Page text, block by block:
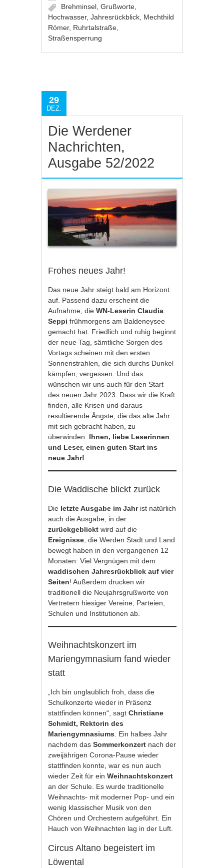
Brehminsel ,Grußworte
Hochwasser,Jahresrückblick Mechthild
Römer, Ruhrtalstraße
Straßensperrung
29
DEZ.
Die Werdener
Nachrichten,
Ausgabe 52/2022
Frohes neues Jahr!
Das neue Jahr steigt bald am Horizont
auf. Passend dazu erscheint die
Aufnahme, dieWN-Leserin Claudia
Seppifrühmorgens am Baldeneysee
gemacht hat. Friedlich und ruhig beginnt
der neue Tag, sämtliche Sorgen des
Vortags scheinen mit den ersten
Sonnenstrahlen, die sich durchs Dunkel
kämpfen, vergessen. Und das
wünschen wir uns auch für den Start
des neuen Jahr 2023: Dass wir die Kraft
finden, alle Krisen und daraus
resultierende Ängste, die das alte Jahr
mit sich gebracht haben, zu
überwinden: Ihnen, liebe Leserinnen
und Leser, einen guten Start ins
neue Jahr!
Die Waddische blickt zurück
Die letzte Ausgabe im Jahrist natürlich
auch die Ausgabe, in der
zurückgeblickt wird auf die
Ereignisse, die Werden Stadt und Land
bewegt haben in den vergangenen 12
Monaten: Viel Vergnügen mit dem
waddischen Jahresrückblick auf vier
Seiten! Außerdem drucken wir
traditionell die Neujahrsgrußworte von
Vertretern hiesiger Vereine, Parteien,
Schulen und Institutionen ab.
Weihnachtskonzert im
Mariengymnasium fand wieder
statt
„Ich bin unglaublich froh, dass die
Schulkonzerte wieder in Präsenz
stattfinden können“, sagtChristiane
Schmidt, Rektorin des
Mariengymnasiums. Ein halbes Jahr
nachdem dasSommerkonzert nach der
zweijährigen Corona-Pause wieder
stattfinden konnte, war es nun auch
wieder Zeit für einWeihnachtskonzert
an der Schule. Es wurde traditionelle
Weihnachts- mit moderner Pop- und ein
wenig klassischer Musik von den
Chören und Orchestern aufgeführt. Ein
Hauch von Weihnachten lag in der Luft.
Circus Altano begeistert im
Löwental